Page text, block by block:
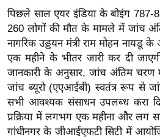
शे
ष
ज्ञ
रा
य
ब
ज
ट
पिछले साल एयर इंडिया के बोइंग 787-8
260 लोगों की मौत के मामले में जांच
नागरिक उड्डयन मंत्री राम मोहन नायडू
एक महीने के भीतर जारी कर दी
जानकारी के अनुसार, जांच अंतिम चरण में
जांच ब्यूरो (एएआईबी) स्वतंत्र रूप से
सभी आवश्यक संसाधन उपलब्ध करा
प्रक्रिया में लगभग एक महीना और लग
गांधीनगर के जीआईएफटी सिटी में